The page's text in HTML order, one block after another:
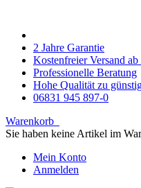
2 Jahre Garantie
Kostenfreier Versand
Professionelle Beratung
Hohe Qualität zu
06831 945 897-0
Warenkorb
Sie haben keine Artikel im
Mein Konto
Anmelden